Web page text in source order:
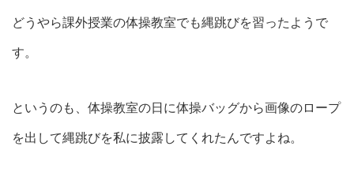
どうやら課外授業の体操教室でも縄跳びを習ったようで
す。
というのも、体操教室の日に体操バッグから画像のロープ
を出して縄跳びを私に披露してくれたんですよね。